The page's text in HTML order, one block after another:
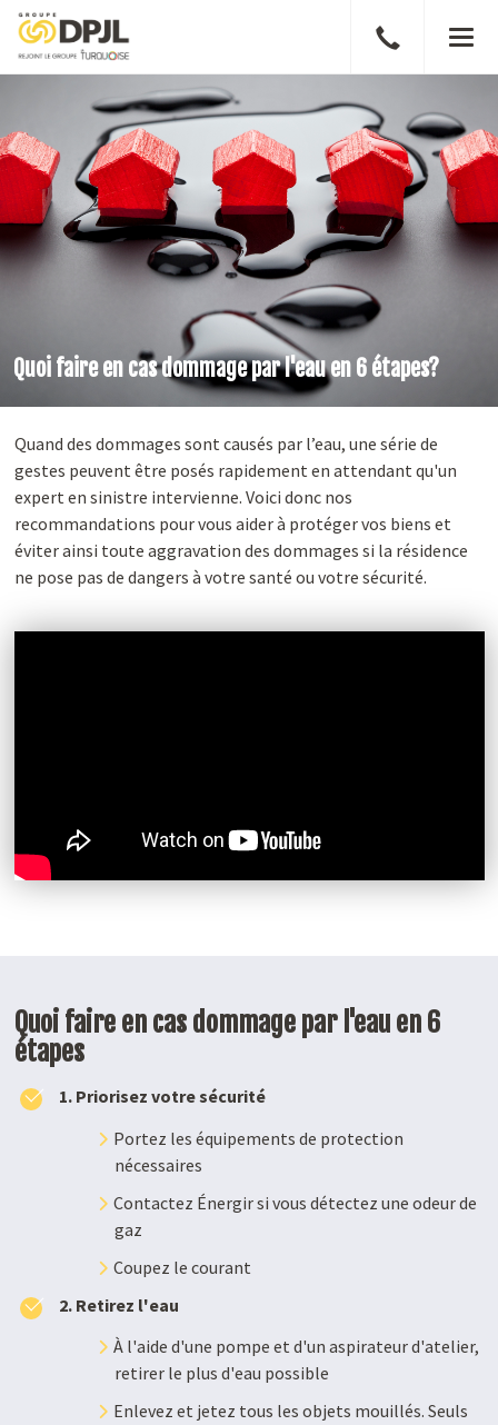
à
courtier
Quoi faire en cas dommage par l'eau en 6 étapes?
Quand des dommages sont causés par l’eau, une série de
gestes peuvent être posés rapidement en attendant qu'un
expert en sinistre intervienne. Voici donc nos
recommandations pour vous aider à protéger vos biens et
éviter ainsi toute aggravation des dommages si la résidence
ne pose pas de dangers à votre santé ou votre sécurité.
Quoi faire en cas dommage par l'eau en 6
étapes
1. Priorisez votre sécurité
Portez les équipements de protection
nécessaires
Contactez Énergir si vous détectez une odeur de
gaz
Coupez le courant
2. Retirez l'eau
À l'aide d'une pompe et d'un aspirateur d'atelier,
retirer le plus d'eau possible
Enlevez et jetez tous les objets mouillés. Seuls